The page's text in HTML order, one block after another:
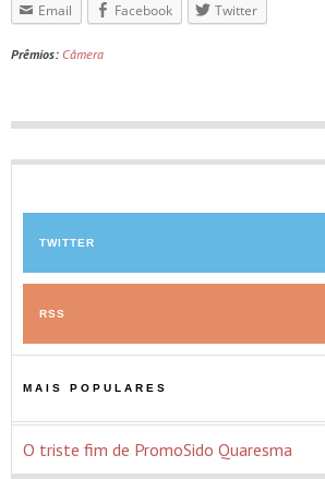
Email Facebook Twitter
Prêmios: Câmera
TWITTER
RSS
MAIS POPULARES
O triste fim de PromoSido Quaresma